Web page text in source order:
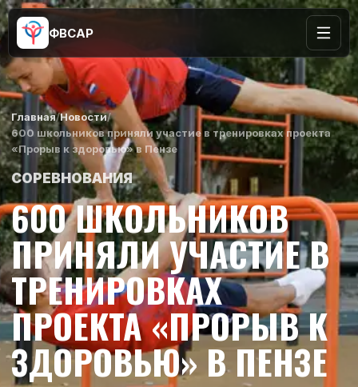
ФВСАР
Главная/Новости/
600 школьников приняли участие в тренировках проекта
«Прорыв к здоровью» в Пензе
СОРЕВНОВАНИЯ
600 ШКОЛЬНИКОВ
ПРИНЯЛИ УЧАСТИЕ В
ТРЕНИРОВКАХ
ПРОЕКТА «ПРОРЫВ К
ЗДОРОВЬЮ» В ПЕНЗЕ